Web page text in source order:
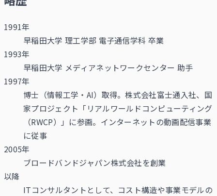
1991年
早稲田大学 理工学部 電子通信学科 卒業
1993年
早稲田大学 メディアネットワークセンター 助手
1997年
博士（情報工学・AI）取得。株式会社富士通入社、国
家プロジェクト「リアルワールドコンピューティング
（RWCP）」に参画。インターネットの動画配信事業
に従事
2005年
ブロードバンドジャパン株式会社を創業
以降
ITコンサルタントとして、コスト構造や事業モデルの